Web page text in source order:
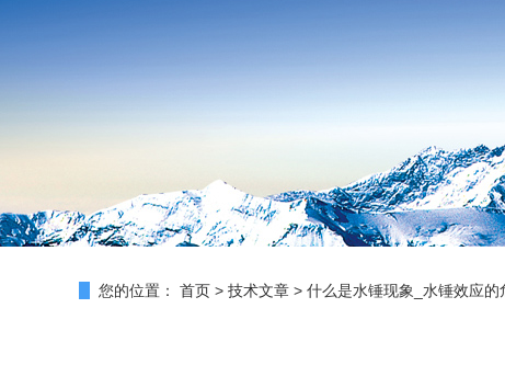
您的位置： 首页 > 技术文章 > 什么是水锤现象_水锤效应的